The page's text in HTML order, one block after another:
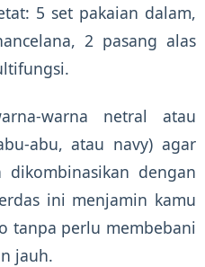
5 set pakaian dalam,
2 pasang alas
warna netral atau
abu, atau navy) agar
dengan
ini menjamin kamu
tanpa perlu membebani
jauh.